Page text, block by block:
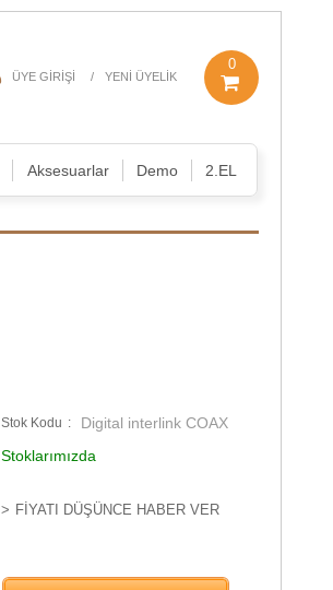
ÜYE GIRIŞI YENI ÜYELIK
0
Aksesuarlar Demo 2.EL
Stok Kodu
Digital interlink COAX
Stoklarımızda
FIYATI DÜŞÜNCE HABER VER